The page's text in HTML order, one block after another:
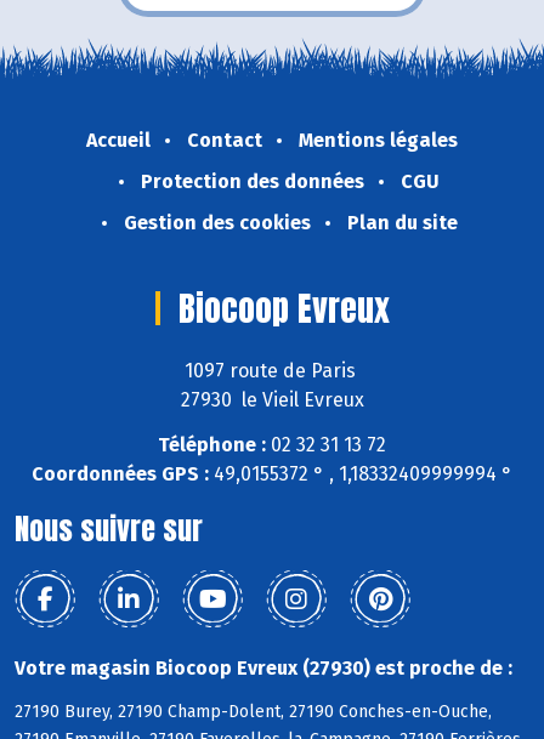
Accueil Contact
Mentions légales
Protection des données
CGU
Gestion des cookies
Plan du site
Biocoop Evreux
1097 route de Paris
27930 le Vieil Evreux
Téléphone : 02 32 31 13 72
Coordonnées GPS : 49,0155372 ° , 1,18332409999994 °
Nous suivre sur
Votre magasin Biocoop Evreux (27930) est proche de :
27190 Burey, 27190 Champ-Dolent, 27190 Conches-en-Ouche,